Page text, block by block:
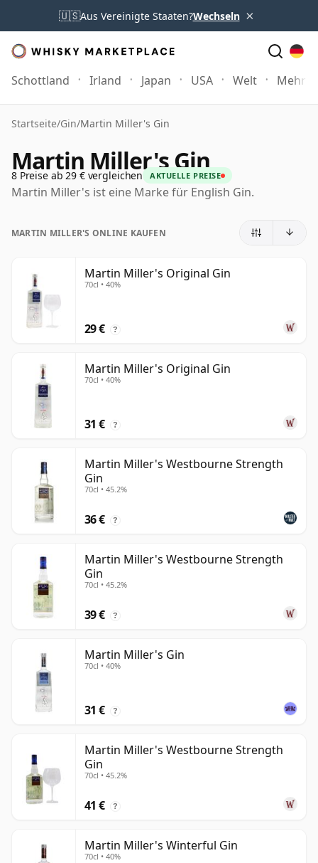
🇺🇸Aus Vereinigte Staaten?Wechseln ×
Schottland Irland Japan USA Welt Mehr
Startseite/Gin/Martin Miller's Gin
Martin Miller's Gin
8 Preise ab 29 € vergleichen AKTUELLE PREISE
Martin Miller's ist eine Marke für English Gin.
MARTIN MILLER'S ONLINE KAUFEN
Martin Miller's Original Gin
70cl • 40%
29 € ?
Martin Miller's Original Gin
70cl • 40%
31 € ?
Martin Miller's Westbourne Strength
Gin
70cl • 45.2%
36 € ?
Martin Miller's Westbourne Strength
Gin
70cl • 45.2%
39 € ?
Martin Miller's Gin
70cl • 40%
31 € ?
Martin Miller's Westbourne Strength
Gin
70cl • 45.2%
41 € ?
Martin Miller's Winterful Gin
70cl • 40%